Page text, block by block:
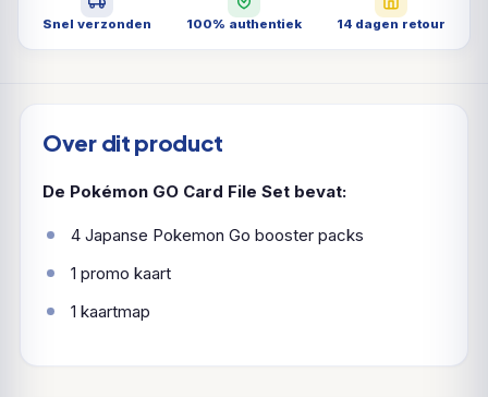
Snel verzonden 100% authentiek 14 dagen retour
Over dit product
De Pokémon GO Card File Set bevat:
4 Japanse Pokemon Go booster packs
1 promo kaart
1 kaartmap